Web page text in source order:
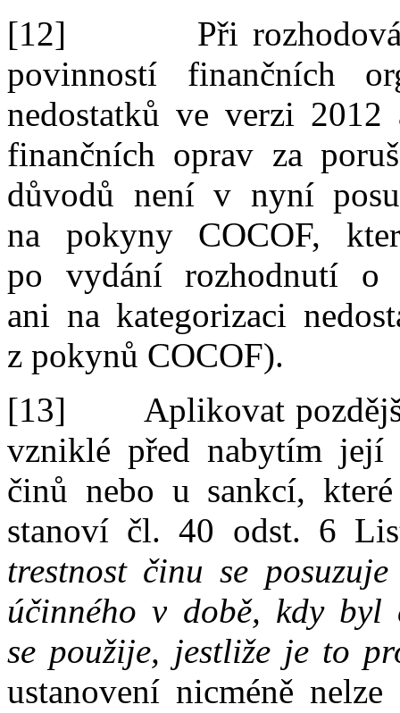
[12]
Při
povinností finančních
nedostatkůve verzi 2012
finančních oprav za
důvodů není v nyní
na
pokyny COCOF,
po
vydání rozhodnutí o
ani na kategorizaci
z pokynů COCOF).
[13]
Aplikovat
vzniklé před nabytím její
činů nebo u sankcí,
stanoví čl. 40 odst. 6
trestnost činuse
účinnéhov době, kdy byl
se použije, jestliže je to
ustanovení nicméně